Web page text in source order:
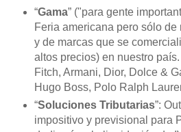
“Gama” ("para gente
Feria americana pero sólo de
y de marcas que se
altos precios) en nuestro
Fitch, Armani, Dior, Dolce &
Hugo Boss, Polo Ralph
“Soluciones Tributarias”:
impositivo y previsional para